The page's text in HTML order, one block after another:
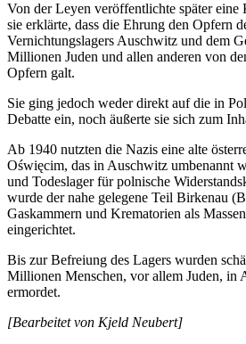
Von der Leyen veröffentlichte später
sie erklärte, dass die Ehrung den Opfern
Vernichtungslagers Auschwitz und dem
Millionen Juden und allen anderen von
Opfern galt.
Sie ging jedoch weder direkt auf die in
Debatte ein, noch äußerte sie sich zum
Ab 1940 nutzten die Nazis eine alte
Oświęcim, das in Auschwitz umbenannt
und Todeslager für polnische
wurde der nahe gelegene Teil Birkenau
Gaskammern und Krematorien als
eingerichtet.
Bis zur Befreiung des Lagers wurden
Millionen Menschen, vor allem Juden, in
ermordet.
[Bearbeitet von Kjeld Neubert]